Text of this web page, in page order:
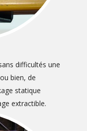
difficultés une
bien, de
statique
extractible.